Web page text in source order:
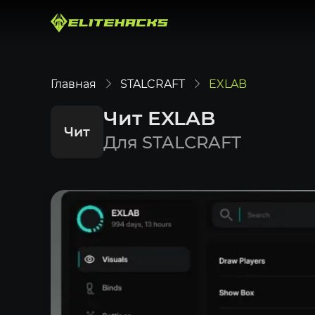
Главная STALCRAFT EXLAB
Чит
Чит EXLAB
Для STALCRAFT